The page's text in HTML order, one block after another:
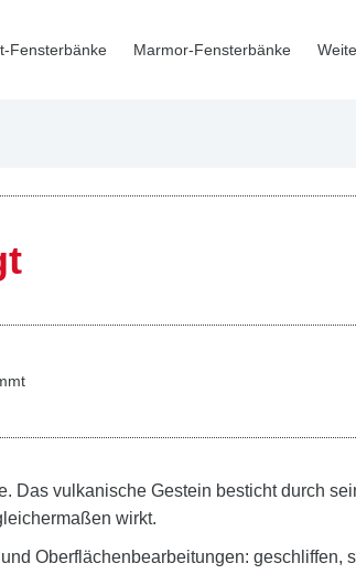
Fensterbänke Marmor-Fensterbänke
vulkanische Gestein besticht durch
wirkt.
Oberflächenbearbeitungen: geschliffen,